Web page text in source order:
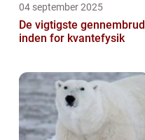
04 september 2025
De vigtigste gennembrud
inden for kvantefysik